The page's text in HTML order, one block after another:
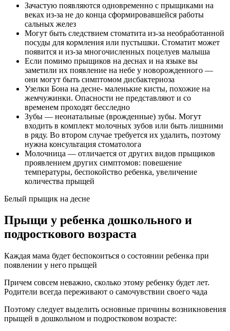
Зачастую появляются одновременно с прыщиками на
веках из-за не до конца сформировавшейся работы
сальных желез
Могут быть следствием стоматита из-за необработанной
посуды для кормления или пустышки. Стоматит может
появится и из-за многочисленных поцелуев малыша
Если помимо прыщиков на деснах и на языке вы
заметили их появление на небе у новорожденного —
они могут быть симптомом дисбактериоза
Узелки Бона на десне- маленькие кисты, похожие на
жемчужинки. Опасности не представляют и со
временем проходят бесследно
Зубы — неонатальные (врожденные) зубы. Могут
входить в комплект молочных зубов или быть лишними
в ряду. Во втором случае требуется их удалить, поэтому
нужна консультация стоматолога
Молочница — отличается от других видов прыщиков
проявлением других симптомов: повешение
температуры, беспокойство ребенка, увеличение
количества прыщей
Белый прыщик на десне
Прыщи у ребенка дошкольного и
подросткового возраста
Каждая мама будет беспокоиться о состоянии ребенка при
появлении у него прыщей
Причем совсем неважно, сколько этому ребенку будет лет.
Родители всегда переживают о самочувствии своего чада
Поэтому следует выделить основные причины возникновения
прыщей в дошкольном и подростковом возрасте: